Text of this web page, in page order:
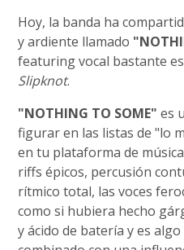
Hoy, la banda ha
y ardiente llamado
featuring vocal bastante
Slipknot.
"NOTHING TO SOME" es
figurar en las listas de "lo
en tu plataforma de
riffs épicos, percusión
rítmico total, las voces
como si hubiera hecho
y ácido de batería y es